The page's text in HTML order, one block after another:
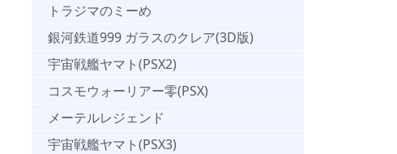
トラジマのミーめ
銀河鉄道999 ガラスのクレア(3D版)
宇宙戦艦ヤマト(PSX2)
コスモウォーリアー零(PSX)
メーテルレジェンド
宇宙戦艦ヤマト(PSX3)